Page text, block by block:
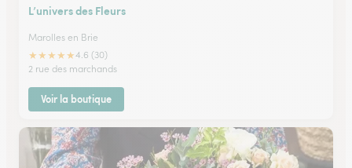
L’univers des Fleurs
Marolles en Brie
★★★★★4.6 (30)
2 rue des marchands
Voir la boutique